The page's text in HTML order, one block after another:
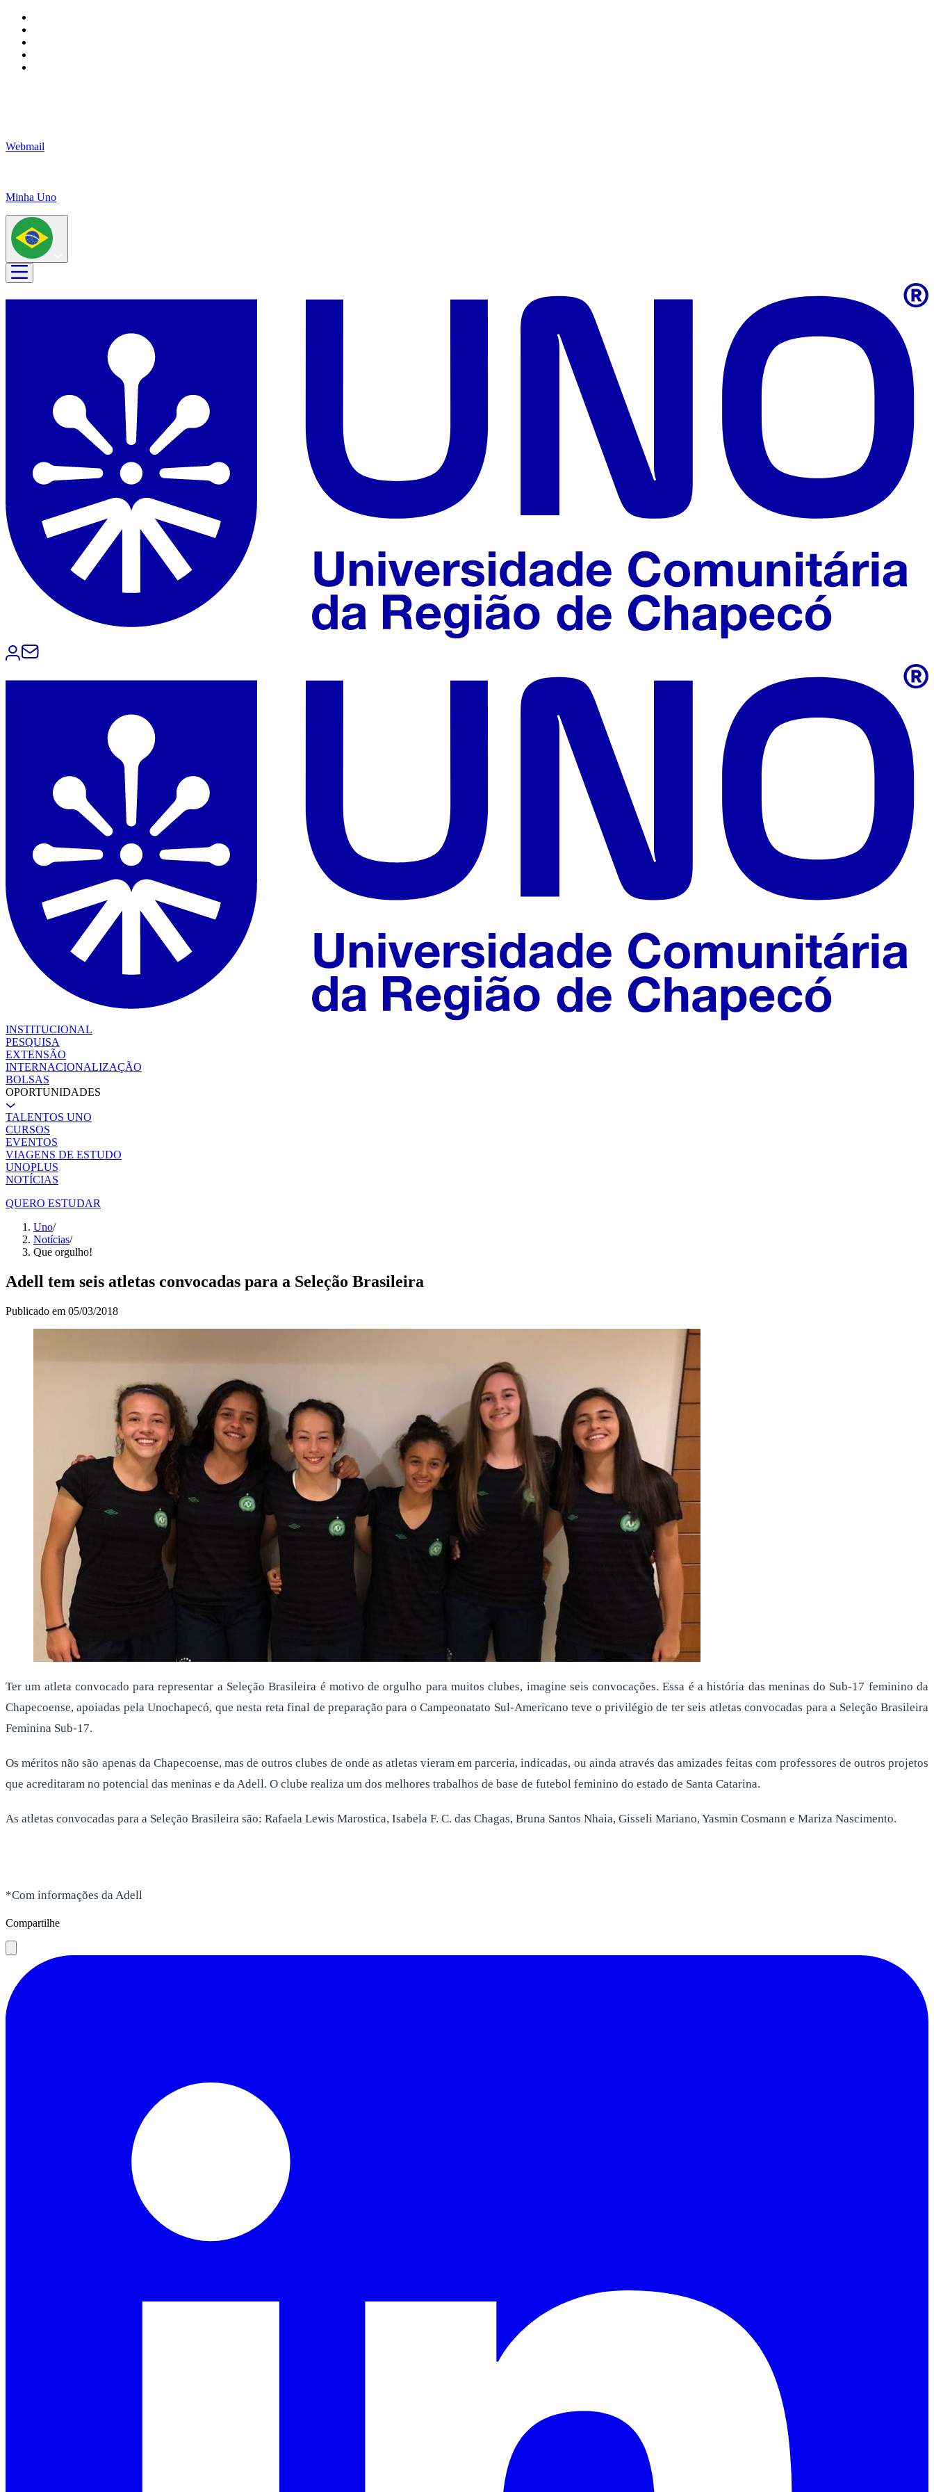
Webmail
Minha Uno
INSTITUCIONAL
PESQUISA
EXTENSÃO
INTERNACIONALIZAÇÃO
BOLSAS
OPORTUNIDADES
TALENTOS UNO
CURSOS
EVENTOS
VIAGENS DE ESTUDO
UNOPLUS
NOTÍCIAS
QUERO ESTUDAR
Uno/
Notícias/
Que orgulho!
Adell tem seis atletas convocadas para a Seleção Brasileira
Publicado em 05/03/2018
Ter um atleta convocado para representar a Seleção Brasileira é motivo de orgulho para muitos clubes, imagine seis convocações. Essa é a história das meninas do Sub-17 feminino da
Chapecoense, apoiadas pela Unochapecó, que nesta reta final de preparação para o Campeonatato Sul-Americano teve o privilégio de ter seis atletas convocadas para a Seleção Brasileira
Feminina Sub-17.
Os méritos não são apenas da Chapecoense, mas de outros clubes de onde as atletas vieram em parceria, indicadas, ou ainda através das amizades feitas com professores de outros projetos
que acreditaram no potencial das meninas e da Adell. O clube realiza um dos melhores trabalhos de base de futebol feminino do estado de Santa Catarina.
As atletas convocadas para a Seleção Brasileira são: Rafaela Lewis Marostica, Isabela F. C. das Chagas, Bruna Santos Nhaia, Gisseli Mariano, Yasmin Cosmann e Mariza Nascimento.
*Com informações da Adell
Compartilhe